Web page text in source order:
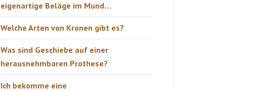
eigenartige Beläge im Mund…
Welche Arten von Kronen gibt es?
Was sind Geschiebe auf einer
herausnehmbaren Prothese?
Ich bekomme eine